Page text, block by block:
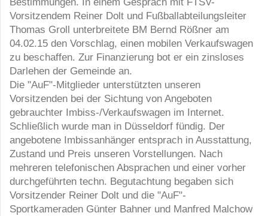
Vorsitzendem Reiner Dolt und Fußballabteilungsleiter
Thomas Groll unterbreitete BM Bernd Rößner am
04.02.15 den Vorschlag, einen mobilen Verkaufswagen
zu beschaffen. Zur Finanzierung bot er ein zinsloses
Darlehen der Gemeinde an.
Die "AuF"-Mitglieder unterstützten unseren
Vorsitzenden bei der Sichtung von Angeboten
gebrauchter Imbiss-/Verkaufswagen im Internet.
Schließlich wurde man in Düsseldorf fündig. Der
angebotene Imbissanhänger entsprach in Ausstattung,
Zustand und Preis unseren Vorstellungen. Nach
mehreren telefonischen Absprachen und einer vorher
durchgeführten techn. Begutachtung begaben sich
Vorsitzender Reiner Dolt und die "AuF"-
Sportkameraden Günter Bahner und Manfred Malchow